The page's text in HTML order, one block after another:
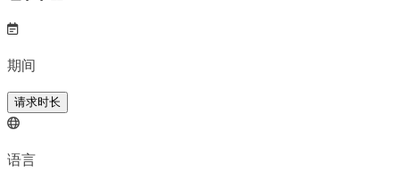
期间
请求时长
语言